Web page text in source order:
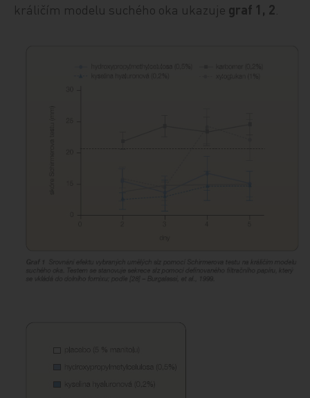
králičím modelu suchého oka ukazuje graf 1, 2